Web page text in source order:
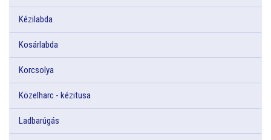
Kézilabda
Kosárlabda
Korcsolya
Közelharc - kézitusa
Ladbarúgás